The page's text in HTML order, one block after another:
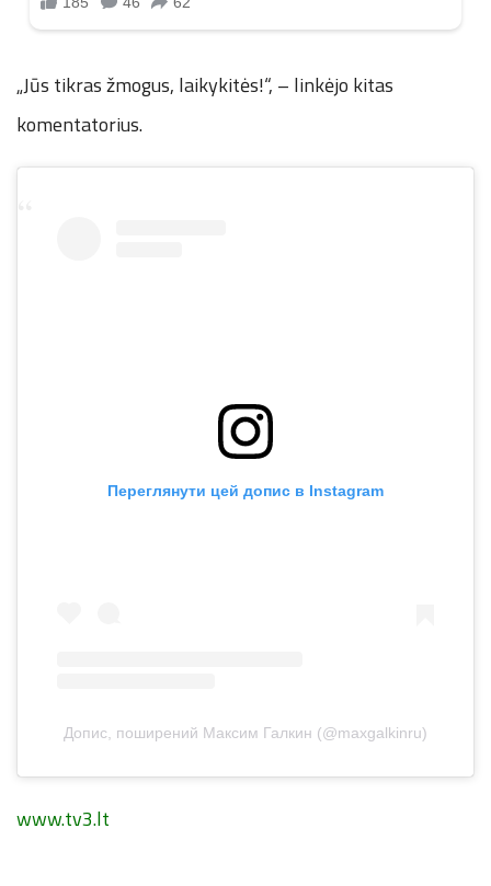
„Jūs tikras žmogus, laikykitės!“, – linkėjo kitas
komentatorius.
Переглянути цей допис в Instagram
Допис, поширений Максим Галкин (@maxgalkinru)
www.tv3.lt